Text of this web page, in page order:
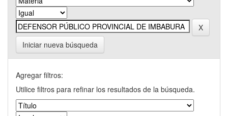
Iniciar nueva búsqueda
Agregar filtros:
Utilice filtros para refinar los resultados de la búsqueda.